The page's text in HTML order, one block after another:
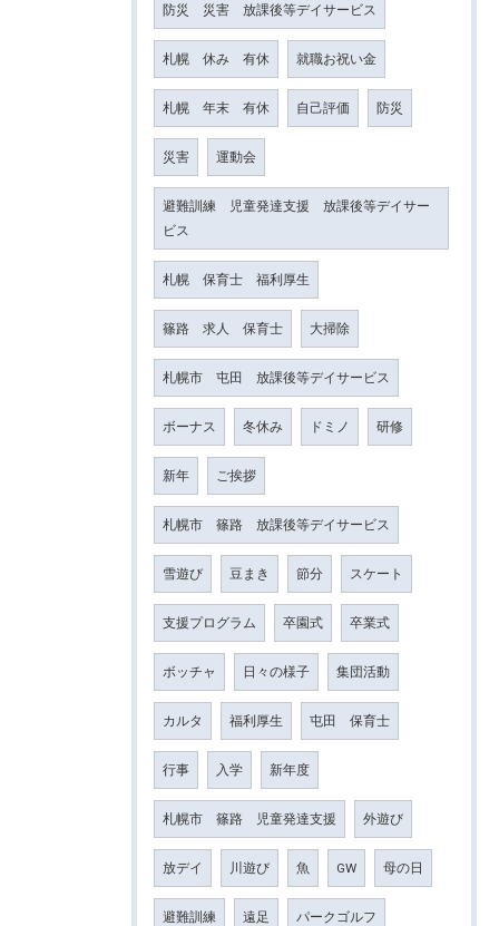
防災 災害 放課後等デイサービス
札幌 休み 有休 就職お祝い金
札幌 年末 有休 自己評価 防災
災害 運動会
避難訓練 児童発達支援 放課後等デイサー
ビス
札幌 保育士 福利厚生
篠路 求人 保育士 大掃除
札幌市 屯田 放課後等デイサービス
ボーナス 冬休み ドミノ 研修
新年 ご挨拶
札幌市 篠路 放課後等デイサービス
雪遊び 豆まき 節分 スケート
支援プログラム 卒園式 卒業式
ボッチャ 日々の様子 集団活動
カルタ 福利厚生 屯田 保育士
行事 入学 新年度
札幌市 篠路 児童発達支援 外遊び
放デイ 川遊び 魚 GW 母の日
避難訓練 遠足 パークゴルフ